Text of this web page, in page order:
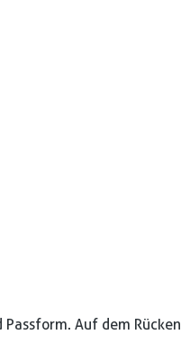
Passform. Auf dem Rücken